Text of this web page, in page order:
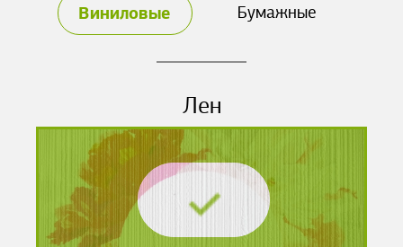
Виниловые Бумажные
Лен